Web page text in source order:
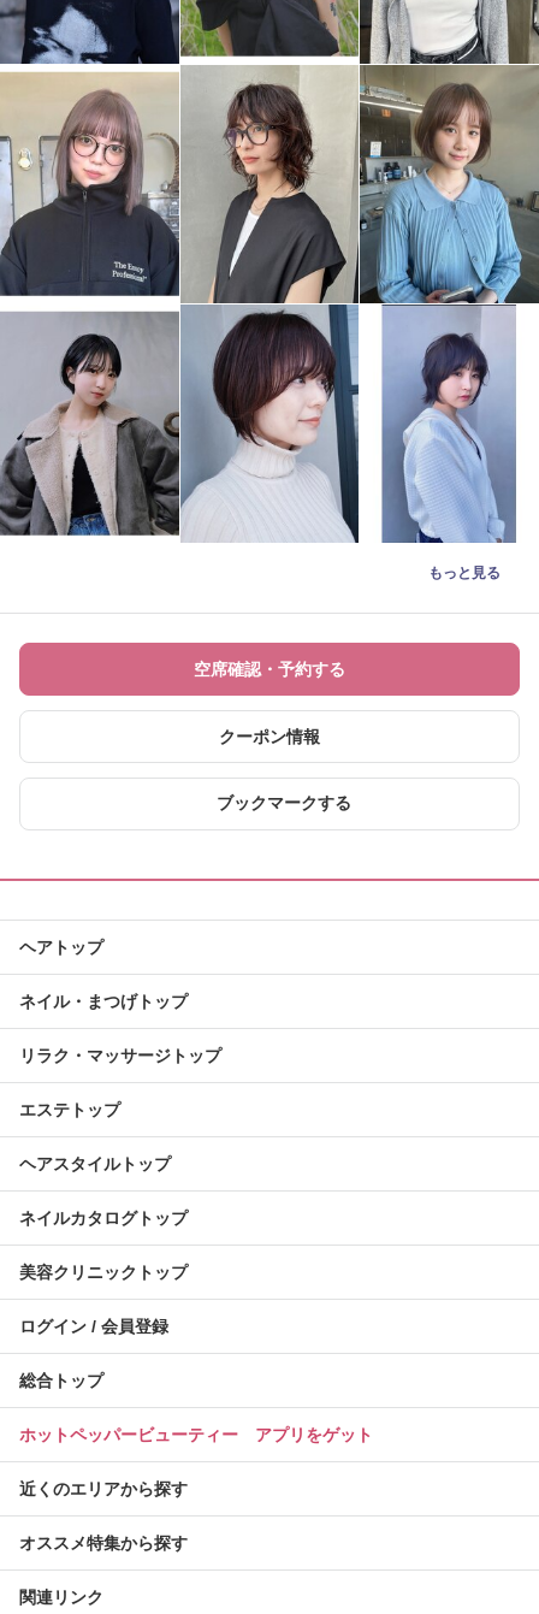
もっと見る
空席確認・予約する
クーポン情報
ブックマークする
ヘアトップ
ネイル・まつげトップ
リラク・マッサージトップ
エステトップ
ヘアスタイルトップ
ネイルカタログトップ
美容クリニックトップ
ログイン / 会員登録
総合トップ
ホットペッパービューティー アプリをゲット
近くのエリアから探す
オススメ特集から探す
関連リンク